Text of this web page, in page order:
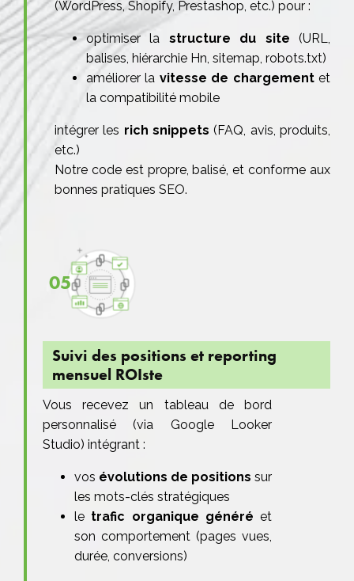
(WordPress, Shopify, Prestashop, etc.) pour :
optimiser la structure du site (URL,
balises, hiérarchie Hn, sitemap, robots.txt)
améliorer la vitesse de chargementet
la compatibilité mobile
intégrer les rich snippets (FAQ, avis, produits,
etc.)
Notre code est propre, balisé, et conforme aux
bonnes pratiques SEO.
05
Suivi des positions et reporting
mensuel ROIste
Vous recevez un tableau de bord
personnalisé (via Google Looker
Studio) intégrant :
vos évolutions de positions sur
les mots-clés stratégiques
le trafic organique généré et
son comportement (pages vues,
durée, conversions)